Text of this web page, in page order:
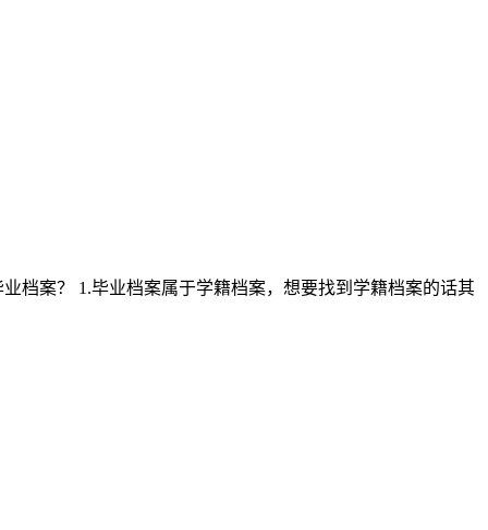
档案？ 1.毕业档案属于学籍档案，想要找到学籍档案的话其